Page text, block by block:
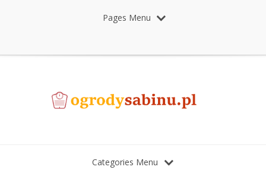
Pages Menu
Categories Menu